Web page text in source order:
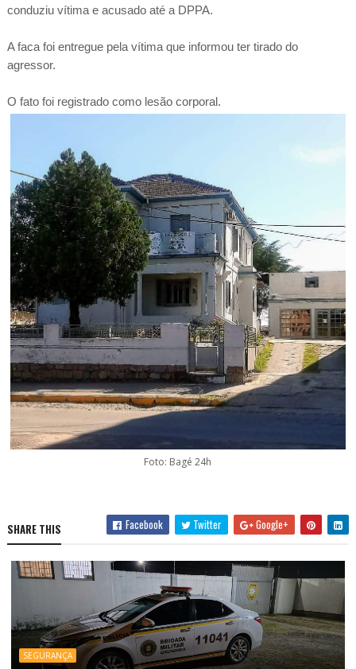
conduziu vítima e acusado até a DPPA.
A faca foi entregue pela vítima que informou ter tirado do
agressor.
O fato foi registrado como lesão corporal.
Foto: Bagé 24h
SHARE THIS Facebook Twitter Google+
SEGURANÇA